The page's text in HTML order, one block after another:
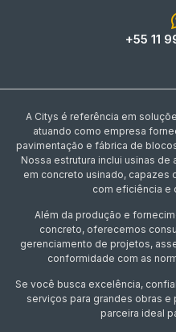
+55 11
A Citys é referência em
atuando como empresa
pavimentação e fábrica de
Nossa estrutura inclui usinas
em concreto usinado, capazes
com eficiência e
Além da produção e
concreto, oferecemos
gerenciamento de projetos,
conformidade com as
Se você busca excelência,
serviços para grandes obras e
parceira ideal